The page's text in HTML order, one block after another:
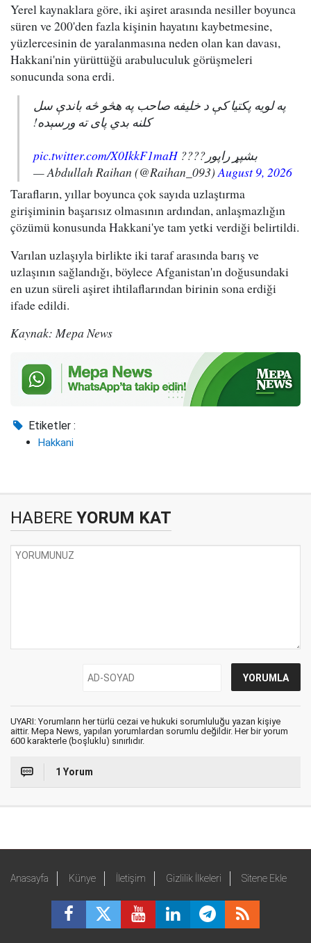
Yerel kaynaklara göre, iki aşiret arasında nesiller boyunca
süren ve 200'den fazla kişinin hayatını kaybetmesine,
yüzlercesinin de yaralanmasına neden olan kan davası,
Hakkani'nin yürüttüğü arabuluculuk görüşmeleri
sonucunda sona erdi.
په لویه پکتیا کې د خلیفه صاحب په هڅو څه باندې سل
کلنه بدي پای ته ورسېده!
بشپړ راپور????pic.twitter.com/X0IkkF1maH
— Abdullah Raihan (@Raihan_093)August 9, 2026
Tarafların, yıllar boyunca çok sayıda uzlaştırma
girişiminin başarısız olmasının ardından, anlaşmazlığın
çözümü konusunda Hakkani'ye tam yetki verdiği belirtildi.
Varılan uzlaşıyla birlikte iki taraf arasında barış ve
uzlaşının sağlandığı, böylece Afganistan'ın doğusundaki
en uzun süreli aşiret ihtilaflarından birinin sona erdiği
ifade edildi.
Kaynak: Mepa News
Etiketler :
Hakkani
HABERE YORUM KAT
UYARI: Yorumların her türlü cezai ve hukuki sorumluluğu yazan kişiye
aittir. Mepa News, yapılan yorumlardan sorumlu değildir. Her bir yorum
600 karakterle (boşluklu) sınırlıdır.
1 Yorum
Anasayfa Künye İletişim Gizlilik İlkeleri Sitene Ekle